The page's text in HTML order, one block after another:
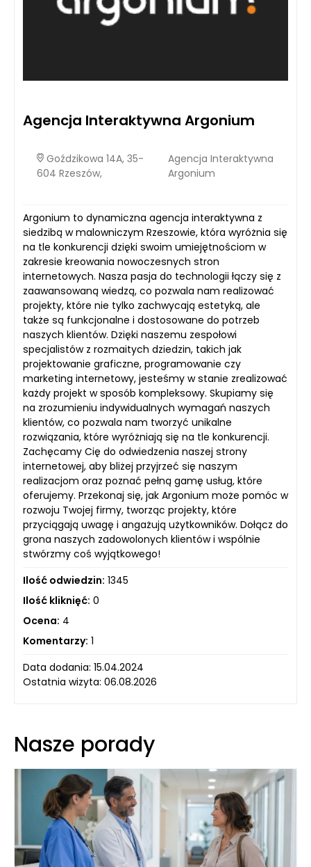
Agencja Interaktywna Argonium
Goździkowa 14A, 35-
604 Rzeszów,
Agencja Interaktywna
Argonium
Argonium to dynamiczna agencja interaktywna z
siedzibą w malowniczym Rzeszowie, która wyróżnia się
na tle konkurencji dzięki swoim umiejętnościom w
zakresie kreowania nowoczesnych stron
internetowych. Nasza pasja do technologii łączy się z
zaawansowaną wiedzą, co pozwala nam realizować
projekty, które nie tylko zachwycają estetyką, ale
także są funkcjonalne i dostosowane do potrzeb
naszych klientów. Dzięki naszemu zespołowi
specjalistów z rozmaitych dziedzin, takich jak
projektowanie graficzne, programowanie czy
marketing internetowy, jesteśmy w stanie zrealizować
każdy projekt w sposób kompleksowy. Skupiamy się
na zrozumieniu indywidualnych wymagań naszych
klientów, co pozwala nam tworzyć unikalne
rozwiązania, które wyróżniają się na tle konkurencji.
Zachęcamy Cię do odwiedzenia naszej strony
internetowej, aby bliżej przyjrzeć się naszym
realizacjom oraz poznać pełną gamę usług, które
oferujemy. Przekonaj się, jak Argonium może pomóc w
rozwoju Twojej firmy, tworząc projekty, które
przyciągają uwagę i angażują użytkowników. Dołącz do
grona naszych zadowolonych klientów i wspólnie
stwórzmy coś wyjątkowego!
Ilość odwiedzin: 1345
Ilość kliknięć: 0
Ocena: 4
Komentarzy: 1
Data dodania: 15.04.2024
Ostatnia wizyta: 06.08.2026
Nasze porady